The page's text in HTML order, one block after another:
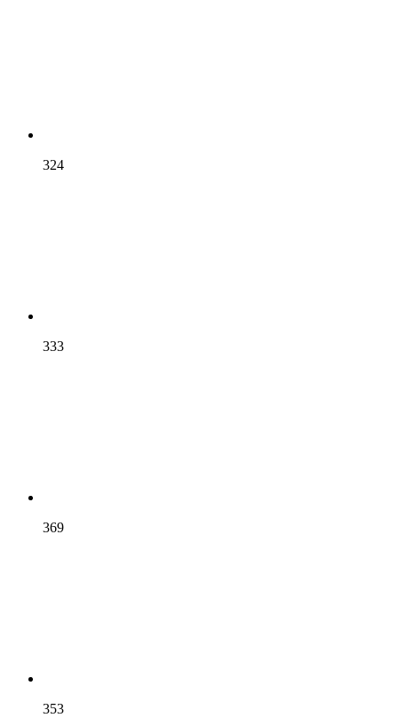
324
333
369
353